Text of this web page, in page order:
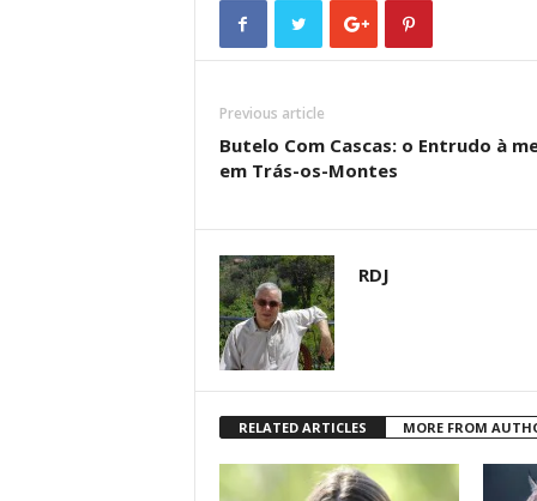
Previous article
Butelo Com Cascas: o Entrudo à
em Trás-os-Montes
RDJ
RELATED ARTICLES MORE FROM